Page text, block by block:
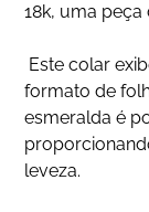
18k, uma
Este colar
formato de
esmeralda é
leveza.